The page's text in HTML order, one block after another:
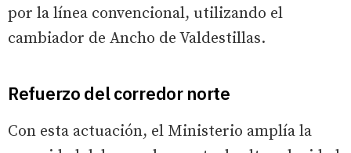
por la línea convencional, utilizando el
cambiador de Ancho de Valdestillas.
Refuerzo del corredor norte
Con esta actuación, el Ministerio amplía la